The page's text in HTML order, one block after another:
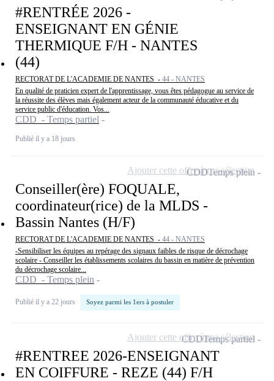
#RENTRÉE 2026 -
ENSEIGNANT EN GÉNIE
THERMIQUE F/H - NANTES
(44)
RECTORAT DE L'ACADEMIE DE NANTES - 44 - NANTES
En qualité de praticien expert de l'apprentissage, vous êtes pédagogue au service de
la réussite des élèves mais également acteur de la communauté éducative et du
service public d'éducation. Vos...
CDD - Temps partiel
Publié il y a 18 jours
Conseiller(ère) FOQUALE,
coordinateur(rice) de la MLDS -
Bassin Nantes (H/F)
RECTORAT DE L'ACADEMIE DE NANTES - 44 - NANTES
-Sensibiliser les équipes au repérage des signaux faibles de risque de décrochage
scolaire - Conseiller les établissements scolaires du bassin en matière de prévention
du décrochage scolaire...
CDD - Temps plein
Publié il y a 22 jours Soyez parmi les 1ers à postuler
CDDTemps plein
Ajouter cette offre à ma sélection
#RENTREE 2026-ENSEIGNANT
EN COIFFURE - REZE (44) F/H
CDDTemps partiel
Ajouter cette offre à ma sélection